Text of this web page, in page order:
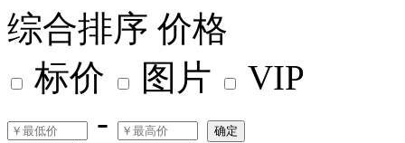
综合排序 价格
标价
图片
VIP
-
确定